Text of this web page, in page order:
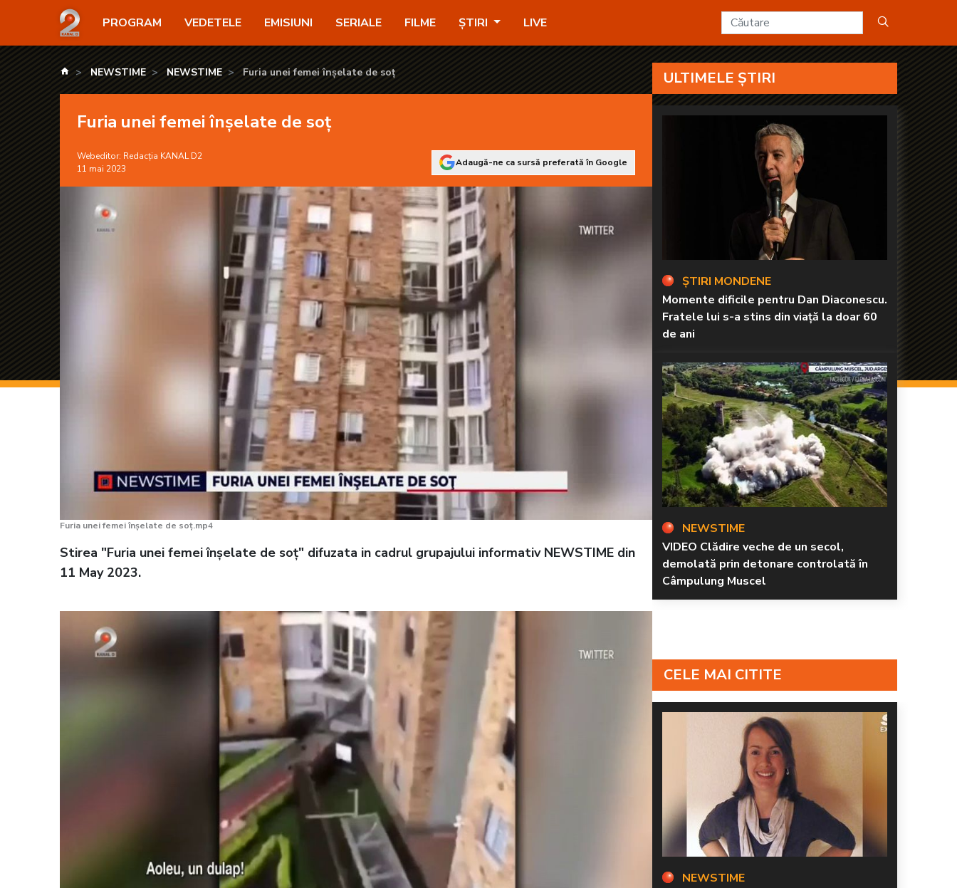
Furia unei femei înșelate de soț - KANAL D2
PROGRAM VEDETELE EMISIUNI SERIALE FILME ȘTIRI LIVE
kanald.ro
NEWSTIME NEWSTIME Furia unei femei înșelate de soț
Furia unei femei înșelate de soț
Webeditor: Redacția KANAL D2
11 mai 2023
Adaugă-ne ca sursă preferată în Google
Furia unei femei înșelate de soț.mp4
Stirea "Furia unei femei înșelate de soț" difuzata in cadrul grupajului informativ NEWSTIME din
11 May 2023.
ULTIMELE ȘTIRI
ȘTIRI MONDENE
Momente dificile pentru Dan Diaconescu.
Fratele lui s-a stins din viață la doar 60
de ani
NEWSTIME
VIDEO Clădire veche de un secol,
demolată prin detonare controlată în
Câmpulung Muscel
CELE MAI CITITE
NEWSTIME